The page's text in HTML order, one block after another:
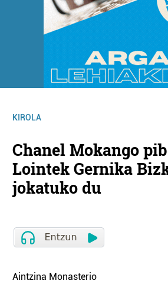
KIROLA
Chanel Mokango
Lointek Gernika
jokatuko du
Aintzina Monasterio